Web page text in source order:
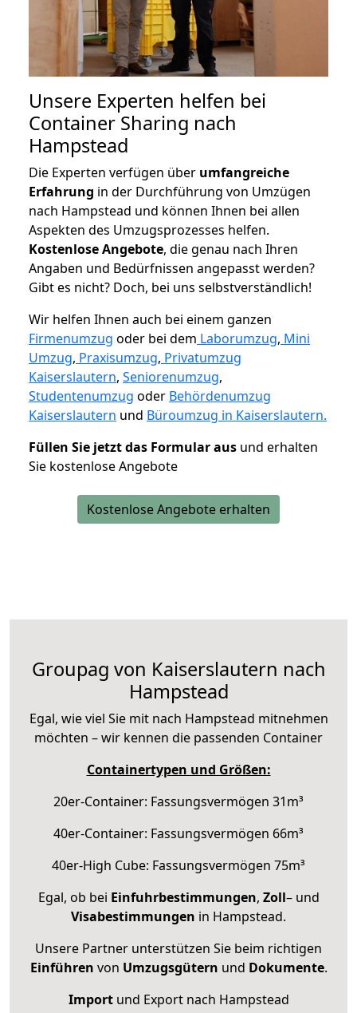
Unsere Experten helfen bei
Container Sharing nach
Hampstead
Die Experten verfügen über umfangreiche
Erfahrung in der Durchführung von Umzügen
nach Hampstead und können Ihnen bei allen
Aspekten des Umzugsprozesses helfen.
Kostenlose Angebote, die genau nach Ihren
Angaben und Bedürfnissen angepasst werden?
Gibt es nicht? Doch, bei uns selbstverständlich!
Wir helfen Ihnen auch bei einem ganzen
Firmenumzug oder bei dem Laborumzug, Mini
Umzug, Praxisumzug, Privatumzug
Kaiserslautern, Seniorenumzug,
Studentenumzug oder Behördenumzug
Kaiserslautern und Büroumzug in Kaiserslautern.
Füllen Sie jetzt das Formular aus und erhalten
Sie kostenlose Angebote
Kostenlose Angebote erhalten
Groupag von Kaiserslautern nach
Hampstead
Egal, wie viel Sie mit nach Hampstead mitnehmen
möchten – wir kennen die passenden Container
Containertypen und Größen:
20er-Container: Fassungsvermögen 31m³
40er-Container: Fassungsvermögen 66m³
40er-High Cube: Fassungsvermögen 75m³
Egal, ob bei Einfuhrbestimmungen, Zoll– und
Visabestimmungen in Hampstead.
Unsere Partner unterstützen Sie beim richtigen
Einführen von Umzugsgütern und Dokumente.
Importund Export nach Hampstead